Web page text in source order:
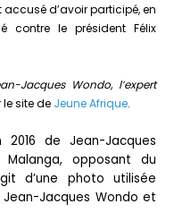
d’avoir participé, en
contre le président Félix
Jacques Wondo, l’expert
le site de Jeune Afrique.
de Jean-Jacques
opposant du
d’une photo utilisée
Jacques Wondo et